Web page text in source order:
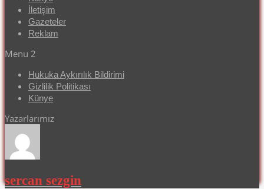
İletişim
Gazeteler
Reklam
Menu 2
Hukuka Aykırılık Bildirimi
Gizlilik Politikası
Künye
Yazarlarımız
sercan sezgin